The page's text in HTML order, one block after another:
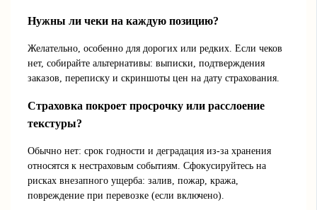
Нужны ли чеки на каждую позицию?
Желательно, особенно для дорогих или редких. Если чеков
нет, собирайте альтернативы: выписки, подтверждения
заказов, переписку и скриншоты цен на дату страхования.
Страховка покроет просрочку или расслоение
текстуры?
Обычно нет: срок годности и деградация из-за хранения
относятся к нестраховым событиям. Сфокусируйтесь на
рисках внезапного ущерба: залив, пожар, кража,
повреждение при перевозке (если включено).